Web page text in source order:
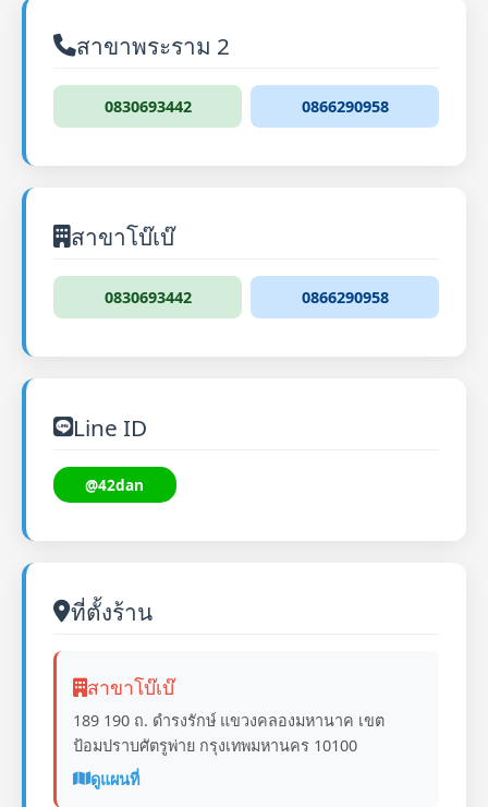
สาขาพระราม 2
0830693442 0866290958
สาขาโบ๊เบ๊
0830693442 0866290958
Line ID
@42dan
ที่ตั้งร้าน
สาขาโบ๊เบ๊
189 190 ถ. ดำรงรักษ์ แขวงคลองมหานาค เขต
ป้อมปราบศัตรูพ่าย กรุงเทพมหานคร 10100
ดูแผนที่